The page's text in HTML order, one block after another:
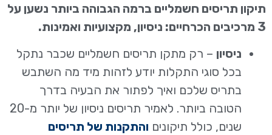
תיקון תריסים חשמליים ברמה הגבוהה ביותר נשען על
3 מרכיבים הכרחיים: ניסיון, מקצועיות ואמינות.
ניסיון – רק מתקן תריסים חשמליים שכבר נתקל
בכל סוגי התקלות יודע לזהות מיד מה השתבש
בתריס שלכם ואיך לפתור את הבעיה בדרך
הטובה ביותר. לאמיר תריסים ניסיון של יותר מ-20
שנים, כולל תיקונים והתקנות של תריסים